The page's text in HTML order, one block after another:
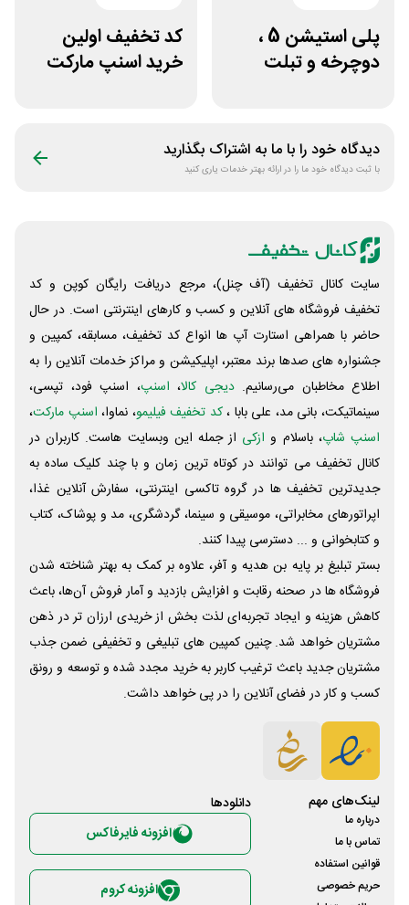
پلی استیشن 5 ،
دوچرخه و تبلت
کد تخفیف اولین
خرید اسنپ مارکت
دیدگاه خود را با ما به اشتراک بگذارید
با ثبت دیدگاه خود ما را در ارائه بهتر خدمات یاری کنید
سایت کانال تخفیف (آف چنل)، مرجع دریافت رایگان کوپن و کد
تخفیف فروشگاه های آنلاین و کسب و‌ کارهای اینترنتی است. در حال
حاضر با همراهی استارت آپ ها انواع کد تخفیف، مسابقه، کمپین و
جشنواره های صدها برند معتبر، اپلیکیشن و مراکز خدمات آنلاین را به
اطلاع مخاطبان می‌رسانیم. دیجی کالا، اسنپ، اسنپ فود، تپسی،
سینماتیکت، بانی مد، علی‌ بابا ،کد تخفیف فیلیمو، نماوا، اسنپ مارکت،
اسنپ شاپ، باسلام و ازکی از جمله این وبسایت ‌هاست. کاربران در
کانال تخفیف می توانند در کوتاه ترین زمان و با چند کلیک ساده به
جدیدترین تخفیف ها در گروه تاکسی اینترنتی، سفارش آنلاین غذا،
اپراتورهای مخابراتی، موسیقی و سینما، گردشگری، مد و پوشاک، کتاب
و کتابخوانی و ... دسترسی پیدا کنند.
بستر تبلیغ بر پایه بن هدیه و آفر، علاوه بر کمک به بهتر شناخته شدن
فروشگاه ها در صحنه رقابت و افزایش بازدید و آمار فروش آن‌ها، باعث
کاهش هزینه و ایجاد تجربه‌ای لذت بخش از خریدی ارزان تر در ذهن
مشتریان خواهد شد. چنین کمپین های تبلیغی و تخفیفی ضمن جذب
مشتریان جدید باعث ترغیب کاربر به خرید مجدد شده و توسعه و رونق
کسب و کار در فضای آنلاین را در پی خواهد داشت.
لینک‌های مهم
درباره ما
تماس با ما
قوانین استفاده
حریم خصوصی
دانلود‌ها
افزونه فایرفاکس
افزونه کروم